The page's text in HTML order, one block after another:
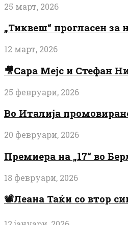
25 март, 2026
„Тиквеш“ прогласен
12 март, 2026
🎥Сара Мејс и Стефан
25 февруари, 2026
Во Италија
20 февруари, 2026
Премиера на „17“ во
18 февруари, 2026
📽️Леана Таќи со втор